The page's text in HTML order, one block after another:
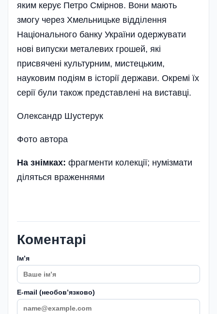
яким керує Петро Смірнов. Вони мають
змогу через Хмельницьке відділення
Національного банку України одержувати
нові випуски металевих грошей, які
присвячені культурним, мистецьким,
науковим подіям в історії держави. Окремі їх
серії були також представлені на виставці.
Олександр Шустерук
Фото автора
На знімках: фрагменти колекції; нумізмати
діляться враженнями
Коментарі
Імʼя
E-mail (необовʼязково)